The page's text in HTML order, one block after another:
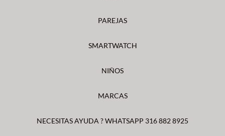
PAREJAS
SMARTWATCH
NIÑOS
MARCAS
NECESITAS AYUDA ? WHATSAPP 316 882 8925